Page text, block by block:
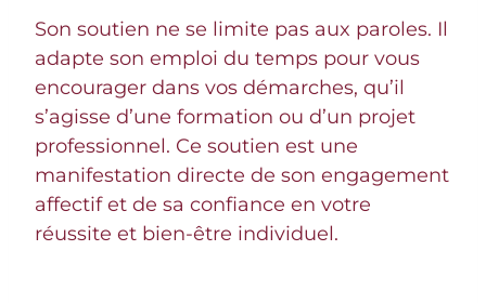
Son soutien ne se limite pas aux paroles. Il
adapte son emploi du temps pour vous
encourager dans vos démarches, qu’il
s’agisse d’une formation ou d’un projet
professionnel. Ce soutien est une
manifestation directe de son engagement
affectif et de sa confiance en votre
réussite et bien-être individuel.